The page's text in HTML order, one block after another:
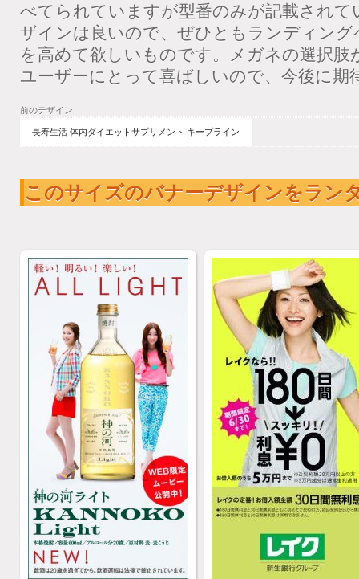
べてられていますが型番のみが記載されて
ザインは良いので、ぜひともランディン
を高めて欲しいものです。メガネの選択肢
ユーザーにとって喜ばしいので、今後に期
前のデザイン
長寿生活 体内ダイエットサプリメント キープライン
このサイズのバナーデザインをラン